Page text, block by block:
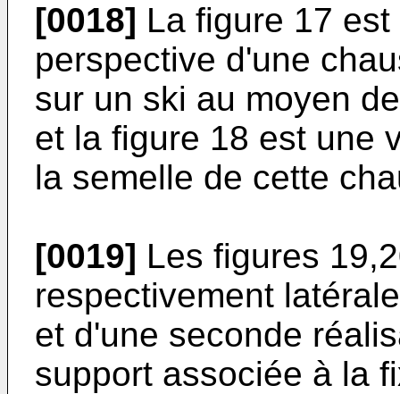
[0018] La figure 17
perspective d'une
sur un ski au moyen
et la figure 18 est une
la semelle de cette
[0019] Les figures
respectivement
et d'une seconde
support associée à la